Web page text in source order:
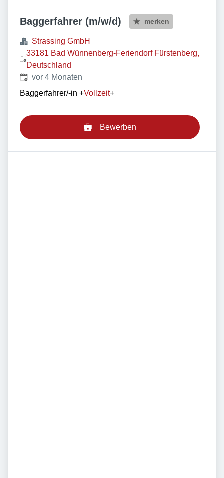
Baggerfahrer (m/w/d) merken
Strassing GmbH
33181 Bad Wünnenberg-Feriendorf Fürstenberg,
Deutschland
Veröffentlicht:
vor 4 Monaten
Baggerfahrer/-in +Vollzeit+
Bewerben